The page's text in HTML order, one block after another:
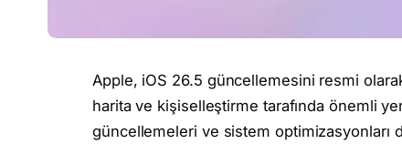
Apple, iOS 26.5 güncellemesini resmi
harita ve kişiselleştirme tarafında önemli
güncellemeleri ve sistem optimizasyonları